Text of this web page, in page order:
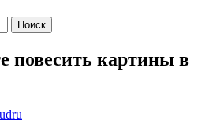
повесить картины в